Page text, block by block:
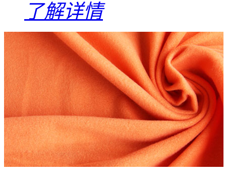
了解详情